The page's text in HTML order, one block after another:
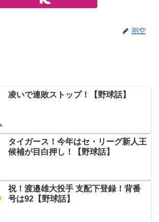
朔空
凌いで連敗ストップ！【野球話】
タイガース！今年はセ・リーグ新人王
候補が目白押し！【野球話】
祝！渡邉雄大投手 支配下登録！背番
号は92【野球話】